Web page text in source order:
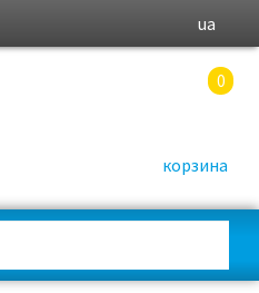
ua
0
корзина